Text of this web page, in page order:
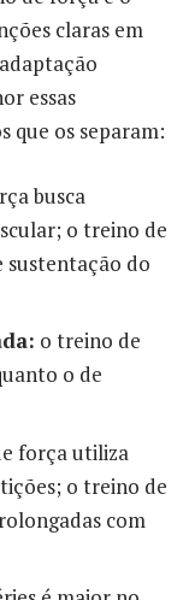
claras em
essas
que os separam:
busca
o treino de
sustentação do
o treino de
o de
força utiliza
o treino de
com